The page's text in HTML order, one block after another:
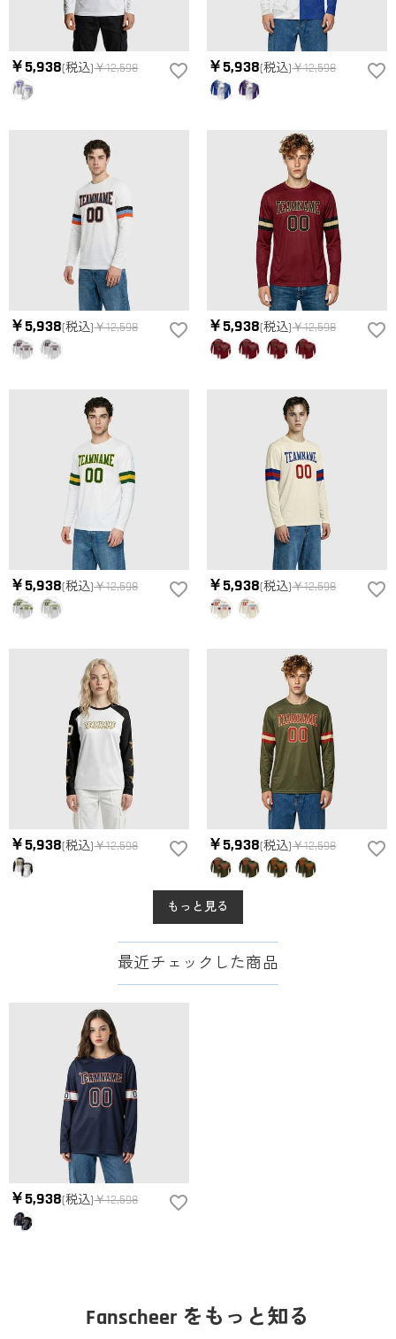
いたします。
はい。ご覧になる環境（PCのモニタやスマホの画面）、商品撮
影時の照明等によりイメージ画像が実際の商品と色味が異なる
場合がございます。
どうやって自分に合うサイズを選びますか？
まずお気に入りのデザインを選んで、商品ページの画像にサイ
ズ表を参考して、自分に合うサイズをお選びください。測定方
法が異なるため、サイズに1〜2cm程度の誤差がある場合がござ
配送＆返品について
送料は配送方法によって異なります。通常配送は送料が2,520
円で、16,020円以上で無料になります。速達配送は送料が5,400
円になります。90,000円以上で無料になります。（一部離島や
遠方へご発送の場合、中継料が別途加算されます。）
注文した商品はいつ届きますか？
納期=製作作業時間+配送時間 受注製作品のため、ご入金を確
認してから制作となります。大量生産品ではなく、一つ一つ手
でお作りしており、予定作業時間は商品ページに記載しており
ます。 そしてご購入の際にお選び頂いた「配送方法」の選択
によって、お届け日数が異なります。詳細は
配送について
でご確認ください。.
返品・交換はできますか？
お客様が商品受け取り後、60日以内の未使用品の返品は可能で
す。受注生産品のため、返品は50%の返品手数料(材料費)が発
生致します。詳細は
キャンセル/返品について
までご確認くだ
さい。.
￥5,938(税込)￥12,598 ￥5,938(税込)￥12,598
￥5,938(税込)￥12,598 ￥5,938(税込)￥12,598
￥5,938(税込)￥12,598 ￥5,938(税込)￥12,598
￥5,938(税込)￥12,598 ￥5,938(税込)￥12,598
もっと見る
最近チェックした商品
￥5,938(税込)￥12,598
Fanscheer をもっと知る